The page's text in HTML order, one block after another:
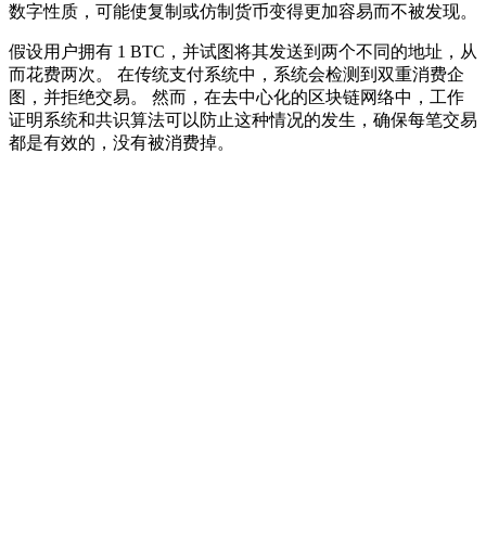
数字性质，可能使复制或仿制货币变得更加容易而不被发现。
假设用户拥有 1 BTC，并试图将其发送到两个不同的地址，从
而花费两次。 在传统支付系统中，系统会检测到双重消费企
图，并拒绝交易。 然而，在去中心化的区块链网络中，工作
证明系统和共识算法可以防止这种情况的发生，确保每笔交易
都是有效的，没有被消费掉。